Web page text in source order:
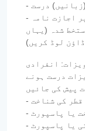
- اسٹیمپ کے ساتھ کمپنی کے لیٹر ہیڈ پر اجازت نامہ
شدہ (یہاں
ڈاؤن لوڈ کریں)
انفرادی
درست ہونے
قطر کی شناخت
یا پاسپورٹ
یا پاسپورٹ